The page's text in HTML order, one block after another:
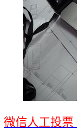
微信人工投票